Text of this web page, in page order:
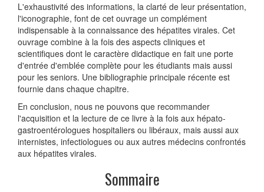
L'exhaustivité des informations, la clarté de leur présentation,
l'iconographie, font de cet ouvrage un complément
indispensable à la connaissance des hépatites virales. Cet
ouvrage combine à la fois des aspects cliniques et
scientifiques dont le caractère didactique en fait une porte
d'entrée d'emblée complète pour les étudiants mais aussi
pour les seniors. Une bibliographie principale récente est
fournie dans chaque chapitre.
En conclusion, nous ne pouvons que recommander
l'acquisition et la lecture de ce livre à la fois aux hépato-
gastroentérologues hospitaliers ou libéraux, mais aussi aux
internistes, infectiologues ou aux autres médecins confrontés
aux hépatites virales.
Sommaire